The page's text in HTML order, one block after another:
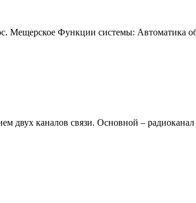
Мещерское Функции системы: Автоматика
каналов связи. Основной –